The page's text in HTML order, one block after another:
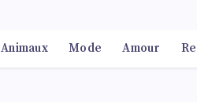
Animaux Mode Amour